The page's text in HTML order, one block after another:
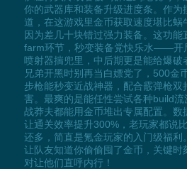
你的武器库和装备升级进度条。作为
道，在这游戏里金币获取速度堪比蜗
因为差几十块错过强力装备。这功能
farm环节，秒变装备党快乐水——开
喷射器揣兜里，中后期更是能给爆破
兄弟开黑时别再当白嫖党了，500金
步枪能秒变近战神器，配合霰弹枪
害。最爽的是能任性尝试各种build
战莽夫都能用金币堆出专属配置。数
让通关效率提升300%，老玩家都说
还多，简直是氪金玩家的入门级福利
让队友知道你偷偷囤了金币，关键时
对让他们直呼内行！